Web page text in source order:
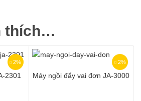
thích…
2%
2301
2%
Máy ngồi đẩy vai đơn JA-3000